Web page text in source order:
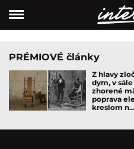
PRÉMIOVÉ články
Z hlavy
dym, v
zhorené
poprava
kreslom n...